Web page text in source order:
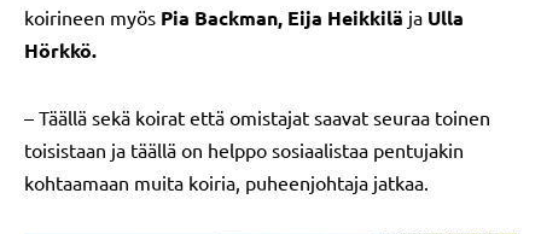
koirineen myös Pia Backman, Eija Heikkilä ja Ulla
Hörkkö.
– Täällä sekä koirat että omistajat saavat seuraa toinen
toisistaan ja täällä on helppo sosiaalistaa pentujakin
kohtaamaan muita koiria, puheenjohtaja jatkaa.